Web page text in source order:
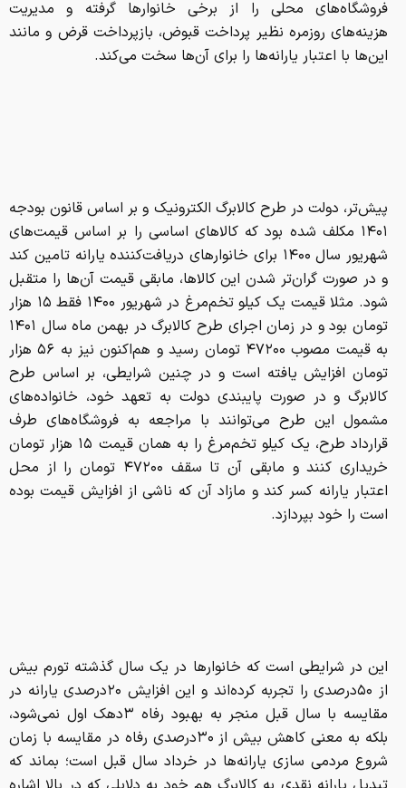
فروشگاه‌های محلی را از برخی خانوارها گرفته و مدیریت
هزینه‌های روزمره نظیر پرداخت قبوض، بازپرداخت قرض و مانند
این‌ها با اعتبار یارانه‌ها را برای آن‌ها سخت می‌کند.
پیش‌تر، دولت در طرح کالابرگ الکترونیک و بر اساس قانون بودجه
۱۴۰۱ مکلف شده بود که کالاهای اساسی را بر اساس قیمت‌های
شهریور سال ۱۴۰۰ برای خانوارهای دریافت‌کننده یارانه تامین کند
و در صورت گران‌تر شدن این کالاها، مابقی قیمت آن‌ها را متقبل
شود. مثلا قیمت یک کیلو تخم‌مرغ در شهریور ۱۴۰۰ فقط ۱۵ هزار
تومان بود و در زمان اجرای طرح کالابرگ در بهمن ماه سال ۱۴۰۱
به قیمت مصوب ۴۷۲۰۰ تومان رسید و هم‌اکنون نیز به ۵۶ هزار
تومان افزایش یافته است و در چنین شرایطی، بر اساس طرح
کالابرگ و در صورت پایبندی دولت به تعهد خود، خانواده‌های
مشمول این طرح می‌توانند با مراجعه به فروشگاه‌های طرف
قرارداد طرح، یک کیلو تخم‌مرغ را به همان قیمت ۱۵ هزار تومان
خریداری کنند و مابقی آن تا سقف ۴۷۲۰۰ تومان را از محل
اعتبار یارانه کسر کند و مازاد آن که ناشی از افزایش قیمت بوده
است را خود بپردازد.
این در شرایطی است که خانوارها در یک سال گذشته تورم بیش
از ۵۰درصدی را تجربه کرده‌اند و این افزایش ۲۰درصدی یارانه در
مقایسه با سال قبل منجر به بهبود رفاه ۳دهک اول نمی‌شود،
بلکه به معنی کاهش بیش از ۳۰درصدی رفاه در مقایسه با زمان
شروع مردمی سازی یارانه‌ها در خرداد سال قبل است؛ بماند که